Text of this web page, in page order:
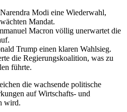
Modi eine Wiederwahl,
Mandat.
Macron völlig unerwartet die
Trump einen klaren Wahlsieg.
die Regierungskoalition, was zu
führte.
die wachsende politische
auf Wirtschafts- und
wird.